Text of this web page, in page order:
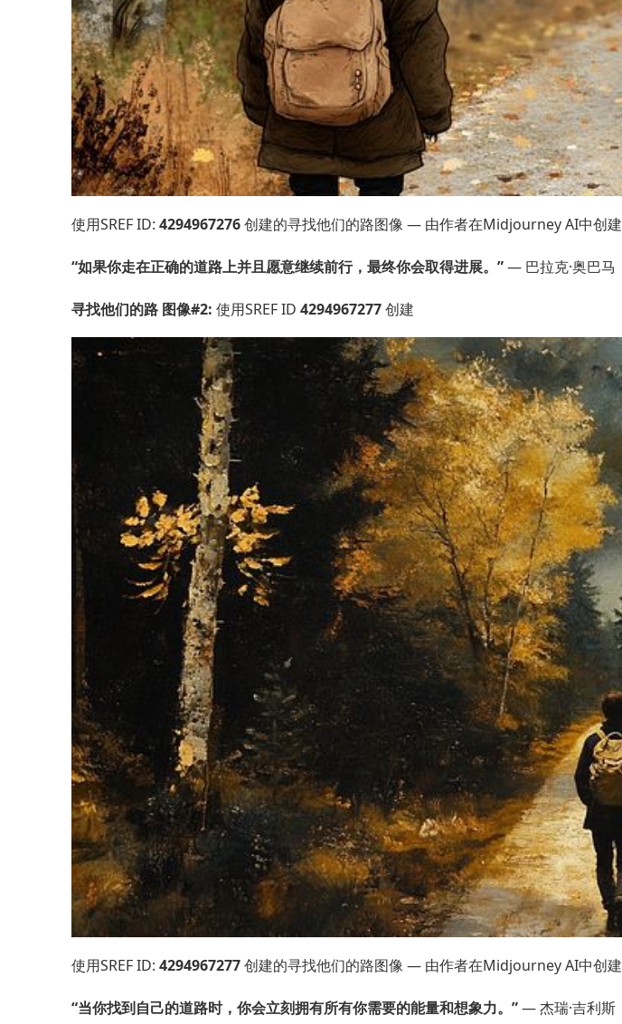
使用SREF ID: 4294967276创建的寻找他们的路图像 — 由作者在Midjourney AI中创建
“如果你走在正确的道路上并且愿意继续前行，最终你会取得进展。”— 巴拉克·奥巴马
寻找他们的路 图像#2: 使用SREF ID 4294967277创建
使用SREF ID: 4294967277创建的寻找他们的路图像 — 由作者在Midjourney AI中创建
“当你找到自己的道路时，你会立刻拥有所有你需要的能量和想象力。”— 杰瑞·吉利斯